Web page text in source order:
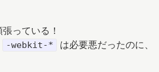
っている！
-webkit-*
は必要悪だったのに、